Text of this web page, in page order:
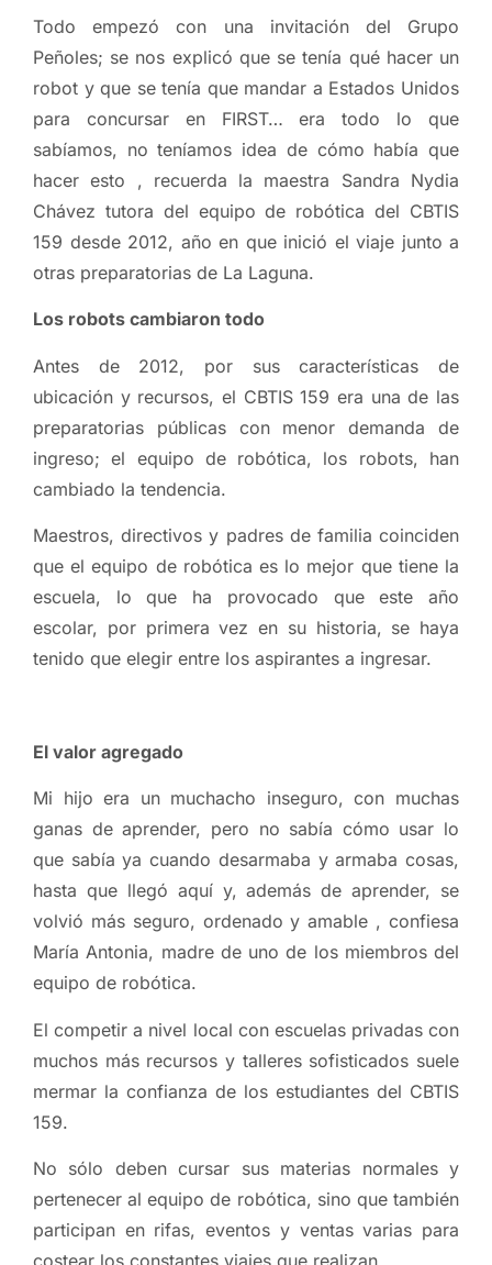
Todo empezó con una invitación del Grupo
Peñoles; se nos explicó que se tenía qué hacer un
robot y que se tenía que mandar a Estados Unidos
para concursar en FIRST… era todo lo que
sabíamos, no teníamos idea de cómo había que
hacer esto , recuerda la maestra Sandra Nydia
Chávez tutora del equipo de robótica del CBTIS
159 desde 2012, año en que inició el viaje junto a
otras preparatorias de La Laguna.
Los robots cambiaron todo
Antes de 2012, por sus características de
ubicación y recursos, el CBTIS 159 era una de las
preparatorias públicas con menor demanda de
ingreso; el equipo de robótica, los robots, han
cambiado la tendencia.
Maestros, directivos y padres de familia coinciden
que el equipo de robótica es lo mejor que tiene la
escuela, lo que ha provocado que este año
escolar, por primera vez en su historia, se haya
tenido que elegir entre los aspirantes a ingresar.
El valor agregado
Mi hijo era un muchacho inseguro, con muchas
ganas de aprender, pero no sabía cómo usar lo
que sabía ya cuando desarmaba y armaba cosas,
hasta que llegó aquí y, además de aprender, se
volvió más seguro, ordenado y amable , confiesa
María Antonia, madre de uno de los miembros del
equipo de robótica.
El competir a nivel local con escuelas privadas con
muchos más recursos y talleres sofisticados suele
mermar la confianza de los estudiantes del CBTIS
159.
No sólo deben cursar sus materias normales y
pertenecer al equipo de robótica, sino que también
participan en rifas, eventos y ventas varias para